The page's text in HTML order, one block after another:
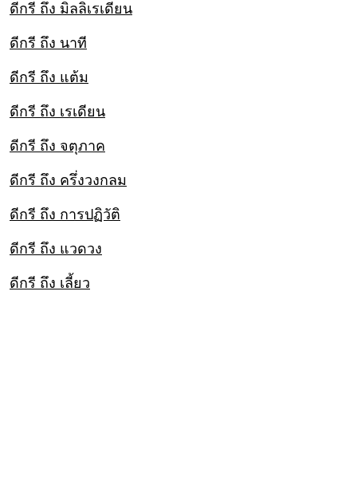
ดีกรี ถึง มิลลิเรเดียน
ดีกรี ถึง นาที
ดีกรี ถึง แต้ม
ดีกรี ถึง เรเดียน
ดีกรี ถึง จตุภาค
ดีกรี ถึง ครึ่งวงกลม
ดีกรี ถึง การปฏิวัติ
ดีกรี ถึง แวดวง
ดีกรี ถึง เลี้ยว